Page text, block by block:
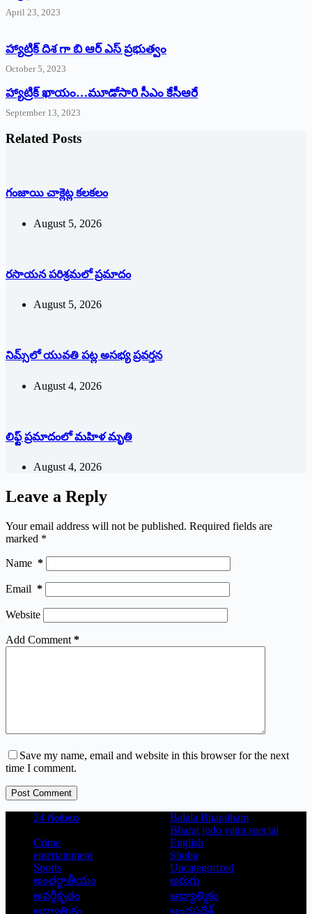
April 23, 2023
హ్యాట్రిక్ దిశ గా బి ఆర్ ఎస్ ప్రభుత్వం
October 5, 2023
హ్యాట్రిక్‌ ‌ఖాయం…మూడోసారి సీఎం కేసీఆరే
September 13, 2023
Related Posts
గంజాయి చాక్లెట్ల కలకలం
August 5, 2026
రసాయన పరిశ్రమలో ప్రమాదం
August 5, 2026
నిమ్స్‌లో యువతి పట్ల అసభ్య ప్రవర్తన
August 4, 2026
లిఫ్ట్ ప్రమాదంలో మహిళ మృతి
August 4, 2026
Leave a Reply
Your email address will not be published. Required fields are
marked *
Name *
Email *
Website
Add Comment *
Save my name, email and website in this browser for the next
time I comment.
Post Comment
24 గంటలు
Balala Bharatham
Bharat jodo yatra special
Crime
English
entertainment
Shoba
Sports
Uncategorized
అంతర్జాతీయం
అరుగు
అవర్గీకృతం
ఆద్యాత్మికం
ఆధ్యాత్మికం
ఆంధ్రప్రదేశ్